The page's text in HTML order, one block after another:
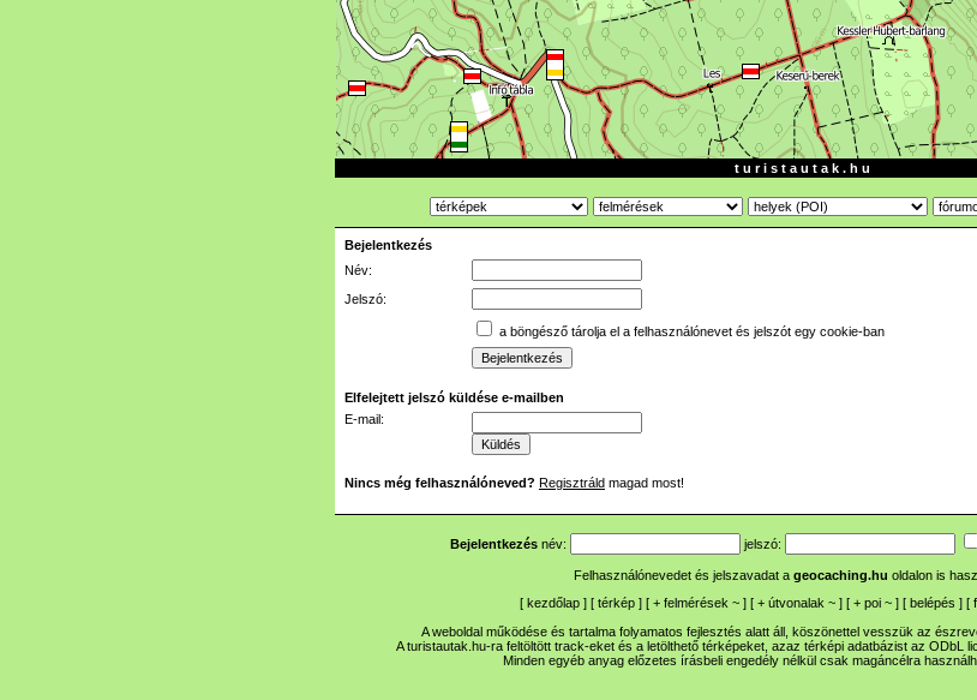
t u r i s t a u t a k . h u
Bejelentkezés
Név:
Jelszó:
a böngésző tárolja el a felhasználónevet és jelszót egy cookie-ban
Elfelejtett jelszó küldése e-mailben
E-mail:
Nincs még felhasználóneved? Regisztráld magad most!
Bejelentkezés név: jelszó:
Felhasználónevedet és jelszavadat a geocaching.hu oldalon is
[ kezdőlap ] [ térkép ] [ + felmérések ~ ] [ + útvonalak ~ ] [ + poi ~ ] [ belépés ] [
A weboldal működése és tartalma folyamatos fejlesztés alatt áll, köszönettel vesszük az
A turistautak.hu-ra feltöltött track-eket és a letölthető térképeket, azaz térképi adatbázist az ODbL
Minden egyéb anyag előzetes írásbeli engedély nélkül csak magáncélra